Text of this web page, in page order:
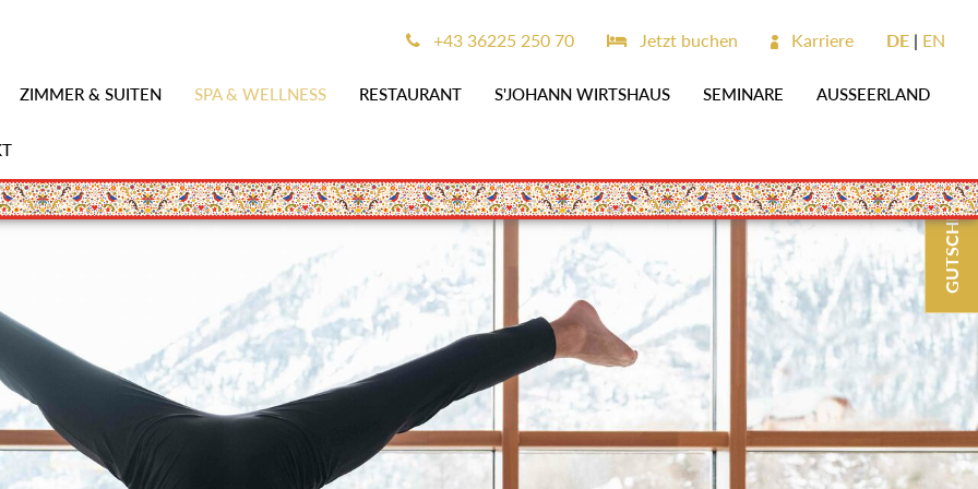
ZIMMER & SUITEN SPA & WELLNESS RESTAURANT S'JOHANN WIRTSHAUS SEMINARE AUSSEERLAND
+43 36225 250 70 Jetzt buchen Karriere DE EN
GUTSCHEINE